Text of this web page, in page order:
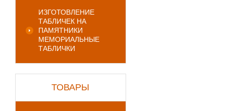
ИЗГОТОВЛЕНИЕ
ТАБЛИЧЕК НА
ПАМЯТНИКИ
МЕМОРИАЛЬНЫЕ
ТАБЛИЧКИ
ТОВАРЫ